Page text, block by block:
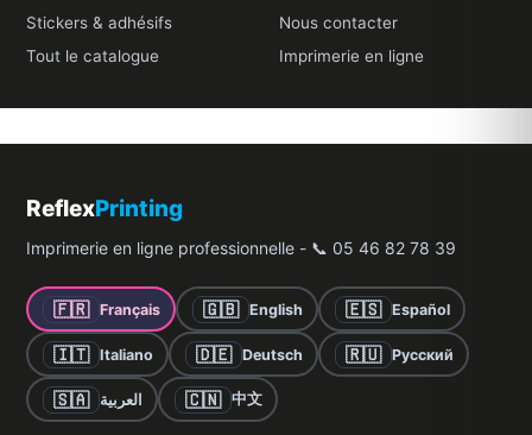
Stickers & adhésifs
Tout le catalogue
Nous contacter
Imprimerie en ligne
ReflexPrinting
Imprimerie en ligne professionnelle - 📞 05 46 82 78 39
🇫🇷 Français 🇬🇧 English 🇪🇸 Español
🇮🇹 Italiano 🇩🇪 Deutsch 🇷🇺 Русский
🇸🇦 العربية 🇨🇳 中文